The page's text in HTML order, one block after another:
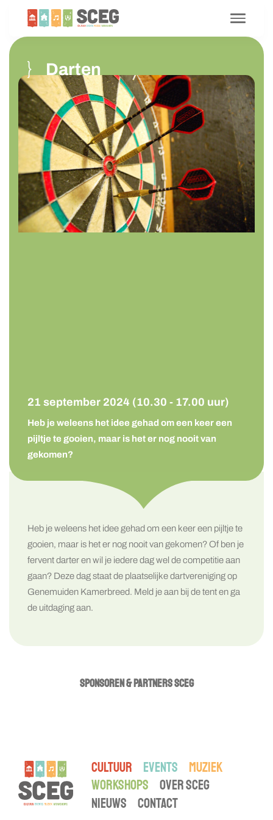
Darten
21 september 2024 (10.30 - 17.00 uur)
Heb je weleens het idee gehad om een keer een
pijltje te gooien, maar is het er nog nooit van
gekomen?
Heb je weleens het idee gehad om een keer een pijltje te
gooien, maar is het er nog nooit van gekomen? Of ben je
fervent darter en wil je iedere dag wel de competitie aan
gaan? Deze dag staat de plaatselijke dartvereniging op
Genemuiden Kamerbreed. Meld je aan bij de tent en ga
de uitdaging aan.
SPONSOREN & PARTNERS SCEG
CULTUUR EVENTS
MUZIEK
WORKSHOPS
OVER SCEG
NIEUWS
CONTACT